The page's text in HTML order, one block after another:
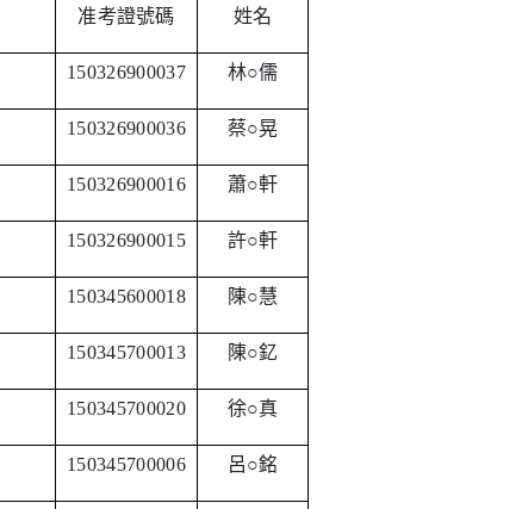
准考證號碼 姓名
150326900037 林○儒
150326900036 蔡○晃
150326900016 蕭○軒
150326900015 許○軒
150345600018 陳○慧
150345700013 陳○釔
150345700020 徐○真
150345700006 呂○銘